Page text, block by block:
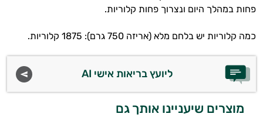
פחות במהלך היום ונצרוך פחות קלוריות.
כמה קלוריות יש בלחם מלא (אריזה 750 גרם): 1875 קלוריות.
ליועץ בריאות אישי AI
מוצרים שיעניינו אותך גם
היי,
התשובות שלי מבוססות על מאגרי מידע קליניים
ותזונת הספורט.